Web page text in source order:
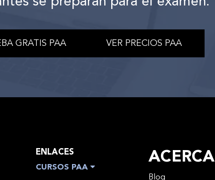
GRATIS PAA VER PRECIOS PAA
ENLACES
CURSOS PAA
ACERCA
Blog